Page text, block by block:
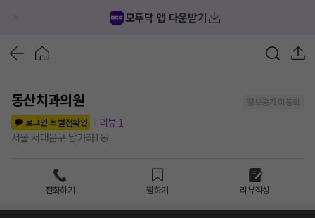
모두닥 앱 다운받기
동산치과의원
정보공개 미동의
로그인 후 별점확인
리뷰 1
서울 서대문구 남가좌1동
전화하기 찜하기 리뷰작성